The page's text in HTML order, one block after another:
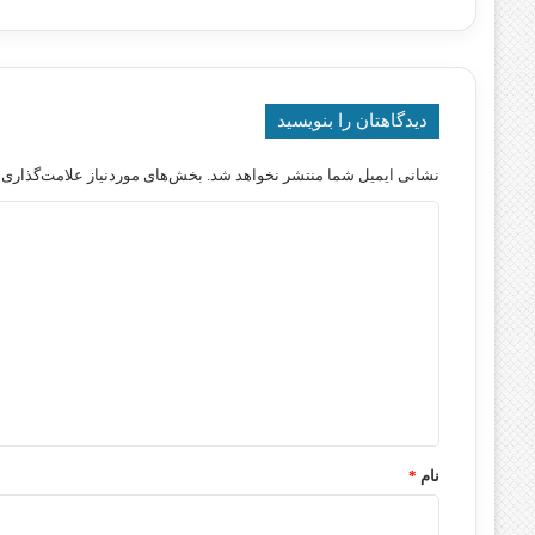
دیدگاهتان را بنویسید
نشانی ایمیل شما منتشر نخواهد شد. بخش‌های موردنیاز
نام *